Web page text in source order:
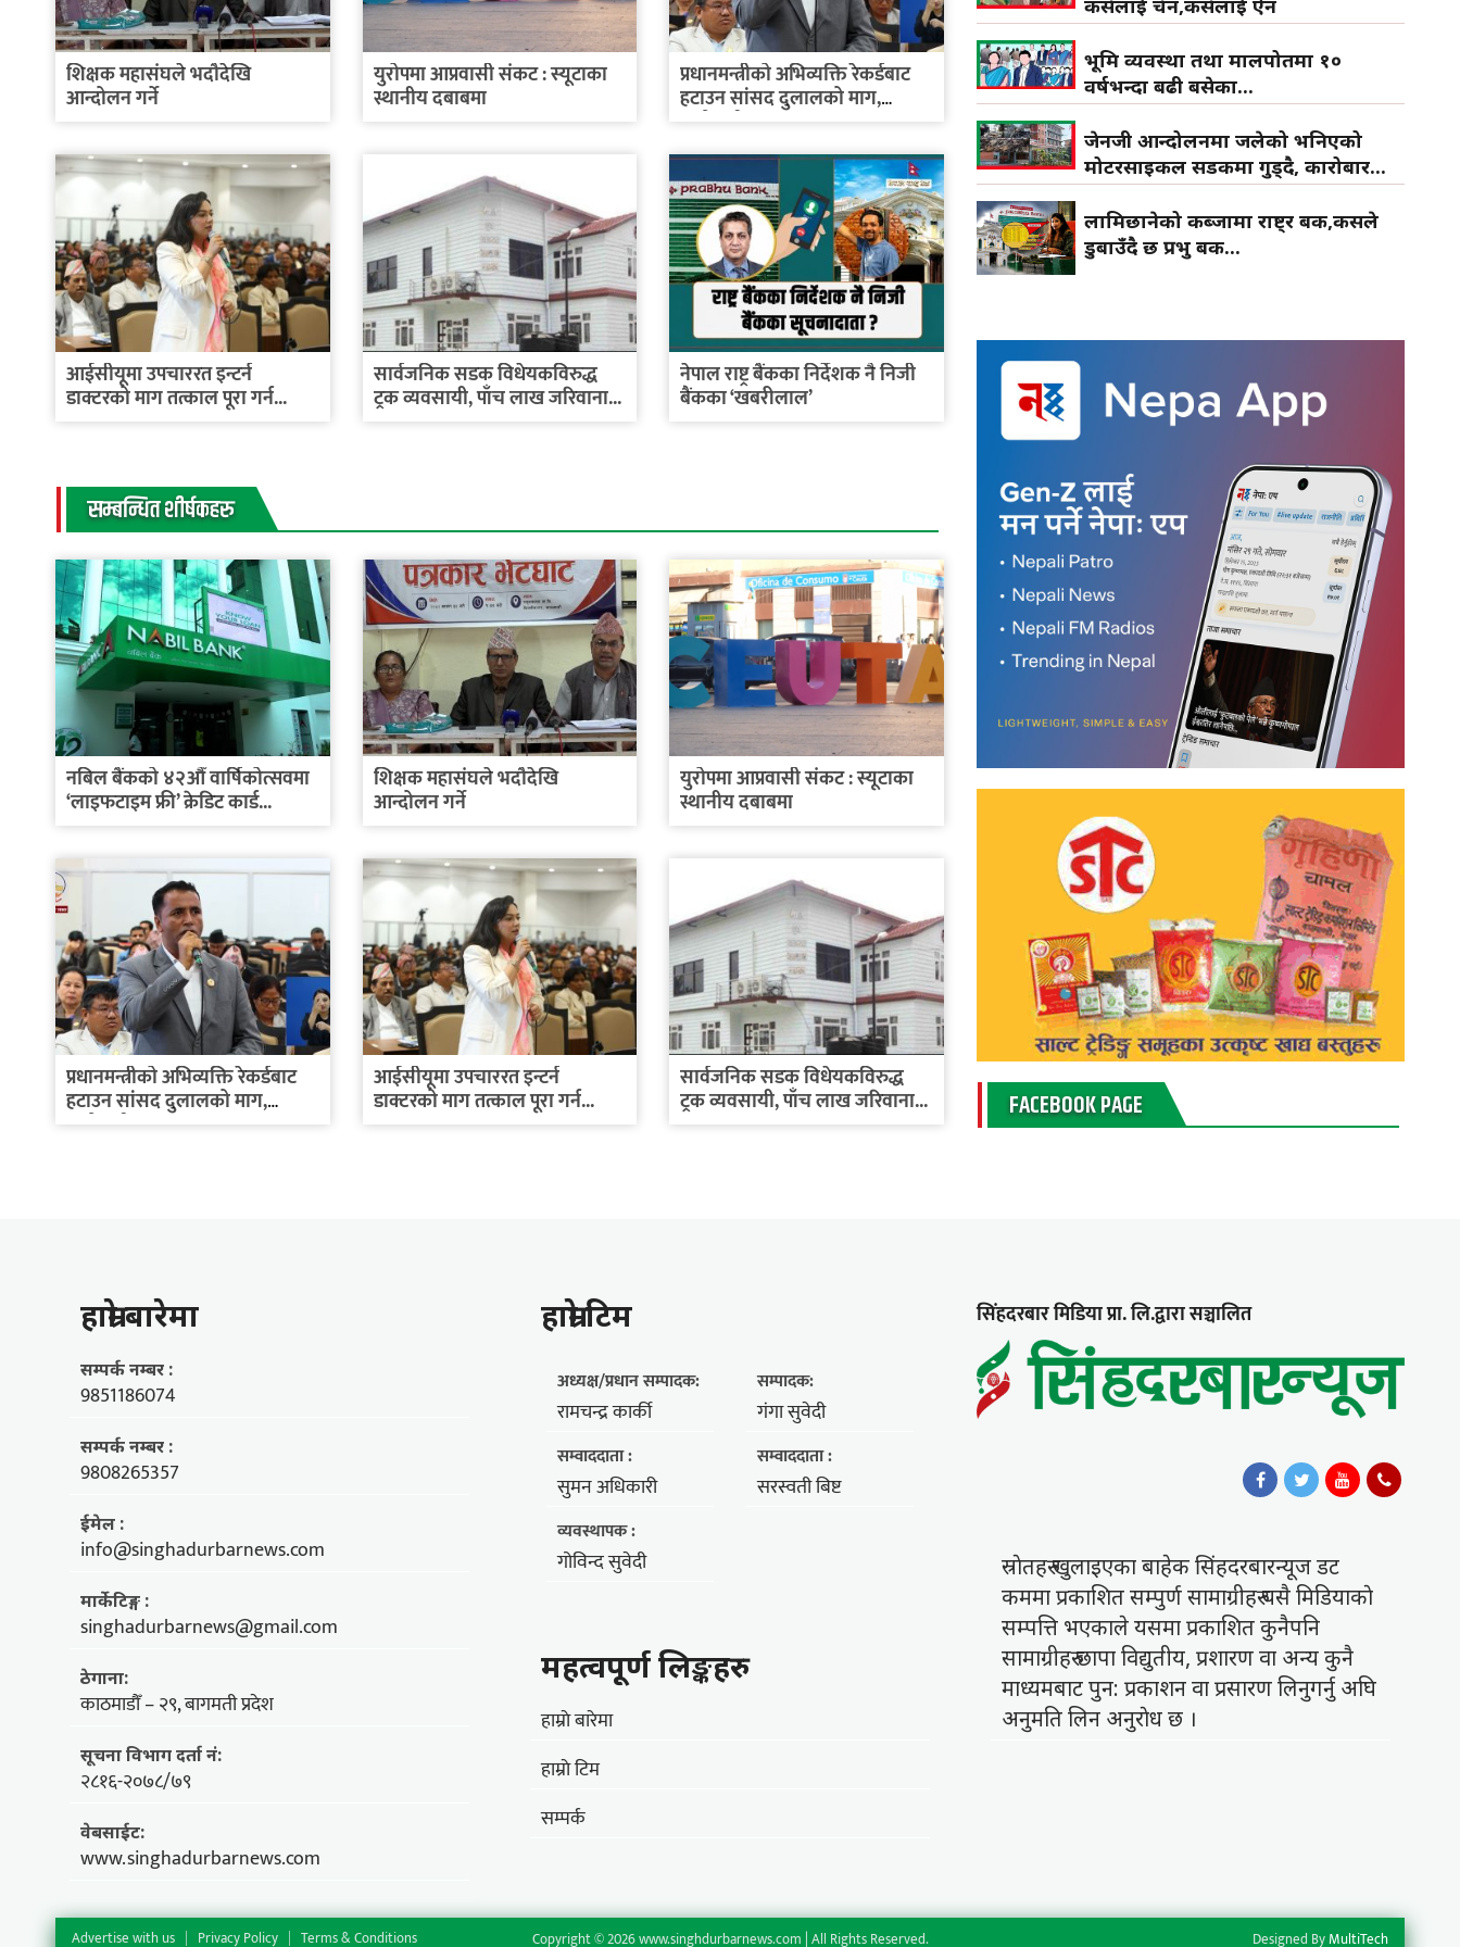
शिक्षक महासंघले भदौदेखि
आन्दोलन गर्ने
युरोपमा आप्रवासी संकट : स्यूटाका
स्थानीय दबाबमा
प्रधानमन्त्रीको अभिव्यक्ति रेकर्डबाट
हटाउन सांसद दुलालको माग,
आईसीयूमा उपचाररत इन्टर्न
डाक्टरको माग तत्काल पूरा गर्न...
सार्वजनिक सडक विधेयकविरुद्ध
ट्रक व्यवसायी, पाँच लाख जरिवाना...
नेपाल राष्ट्र बैंकका निर्देशक नै निजी
बैंकका ‘खबरीलाल’
सम्बन्धित शीर्षकहरु
नबिल बैंकको ४२औँ वार्षिकोत्सवमा
‘लाइफटाइम फ्री’ क्रेडिट कार्ड...
शिक्षक महासंघले भदौदेखि
आन्दोलन गर्ने
युरोपमा आप्रवासी संकट : स्यूटाका
स्थानीय दबाबमा
प्रधानमन्त्रीको अभिव्यक्ति रेकर्डबाट
हटाउन सांसद दुलालको माग,
आईसीयूमा उपचाररत इन्टर्न
डाक्टरको माग तत्काल पूरा गर्न...
सार्वजनिक सडक विधेयकविरुद्ध
ट्रक व्यवसायी, पाँच लाख जरिवाना...
कसैलाई चैन,कसैलाई ऐन
भूमि व्यवस्था तथा मालपोतमा १०
वर्षभन्दा बढी बसेका...
जेनजी आन्दोलनमा जलेको भनिएको
मोटरसाइकल सडकमा गुड्दै, कारोबार...
लामिछानेको कब्जामा राष्ट्र बैंक,कसले
डुबाउँदै छ प्रभु बैंक...
FACEBOOK PAGE
हाम्राे बारेमा
सम्पर्क नम्बर :
9851186074
सम्पर्क नम्बर :
9808265357
ईमेल :
info@singhadurbarnews.com
मार्केटिङ्ग :
singhadurbarnews@gmail.com
ठेगाना:
काठमाडौँ – २९, बागमती प्रदेश
सूचना विभाग दर्ता नं:
२८१६-२०७८/७९
वेबसाईट:
www.singhadurbarnews.com
हाम्राे टिम
अध्यक्ष/प्रधान सम्पादक:
रामचन्द्र कार्की
सम्पादक:
गंगा सुवेदी
सम्वाददाता :
सुमन अधिकारी
सम्वाददाता :
सरस्वती बिष्ट
व्यवस्थापक :
गोविन्द सुवेदी
महत्वपूर्ण लिङ्कहरु
हाम्राे बारेमा
हाम्राे टिम
सम्पर्क
सिंहदरबार मिडिया प्रा. लि.द्वारा सञ्चालित
स्राेतहरु खुलाइएका बाहेक सिंहदरबारन्यूज डट
कममा प्रकाशित सम्पुर्ण सामाग्रीहरु यसै मिडियाकाे
सम्पत्ति भएकाले यसमा प्रकाशित कुनैपनि
सामाग्रीहरु छापा विद्युतीय, प्रशारण वा अन्य कुनै
माध्यमबाट पुन: प्रकाशन वा प्रसारण लिनुगर्नु अघि
अनुमति लिन अनुराेध छ ।
Advertise with us Privacy Policy Terms & Conditions Copyright © 2026 www.singhdurbarnews.com |All Rights Reserved. Designed ByMultiTech